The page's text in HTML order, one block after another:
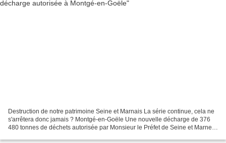
Destruction de notre patrimoine Seine et Marnais La série continue, cela ne
s'arrêtera donc jamais ? Montgé-en-Goële Une nouvelle décharge de 376
480 tonnes de déchets autorisée par Monsieur le Préfet de Seine et Marne